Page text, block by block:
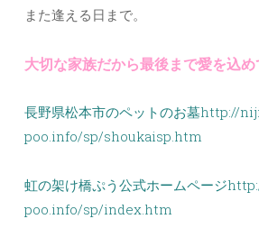
また逢える日まで。
大切な家族だから最後まで愛を込め
長野県松本市のペットのお墓http://
poo.info/sp/shoukaisp.htm
虹の架け橋ぷう公式ホームページ
poo.info/sp/index.htm